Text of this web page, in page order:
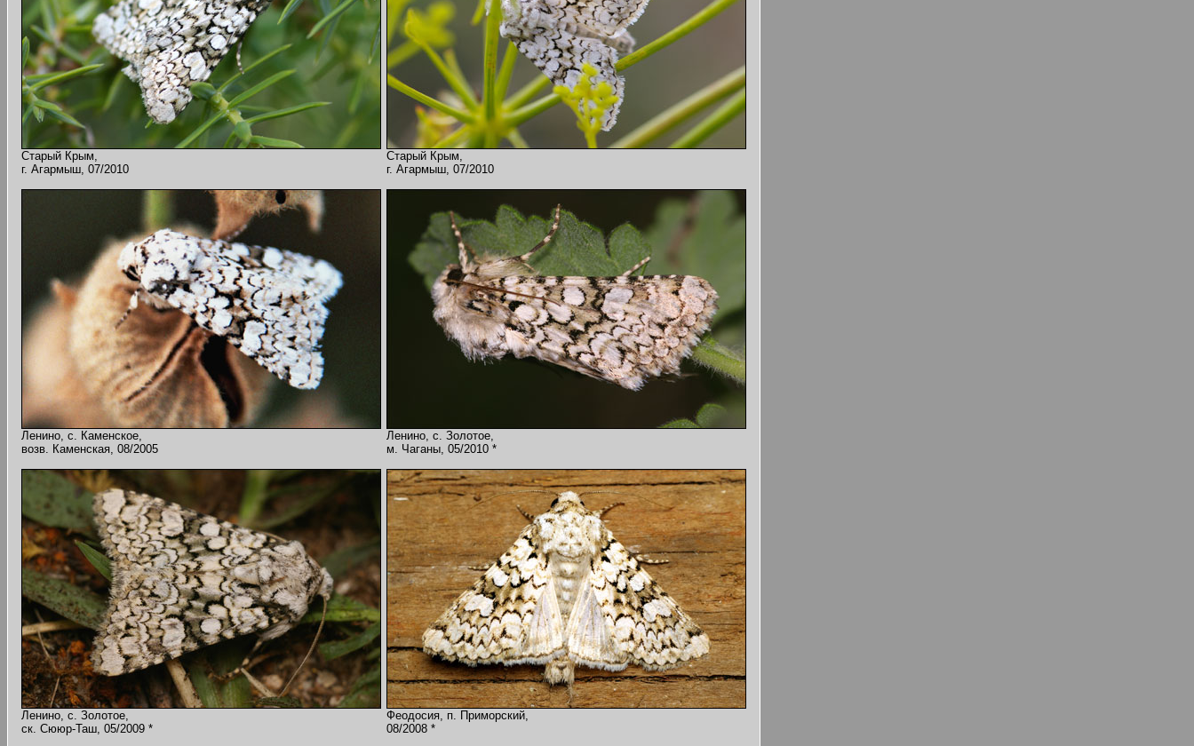
Старый Крым,
г. Агармыш, 07/2010
Старый Крым,
г. Агармыш, 07/2010
Ленино, с. Каменское,
возв. Каменская, 08/2005
Ленино, с. Золотое,
м. Чаганы, 05/2010 *
Ленино, с. Золотое,
ск. Сююр-Таш, 05/2009 *
Феодосия, п. Приморский,
08/2008 *